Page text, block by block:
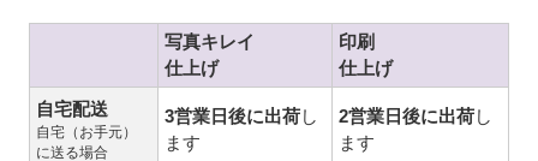
写真キレイ
仕上げ
印刷
仕上げ
自宅配送
自宅（お手元）
に送る場合
3営業日後に出荷し
ます
2営業日後に出荷し
ます